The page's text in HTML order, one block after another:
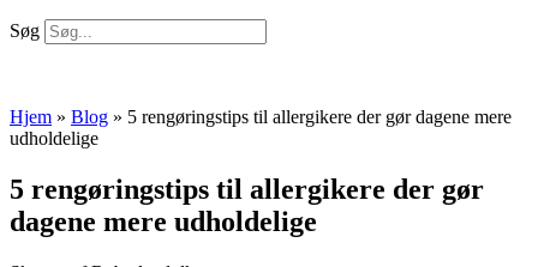
Søg
Hjem » Blog » 5 rengøringstips til allergikere der gør dagene mere
udholdelige
5 rengøringstips til allergikere der gør
dagene mere udholdelige